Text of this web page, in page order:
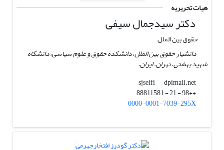
هیات تحریریه
دکتر سیدجمال سیفی
حقوق بین الملل
دانشیار حقوق بین الملل، دانشکده حقوق و علوم سیاسی، دانشگاه
شهید بهشتی، تهران، ایران.
sjseifi
dpimail.net
++98 - 21 - 88811581
0000-0001-7039-295X